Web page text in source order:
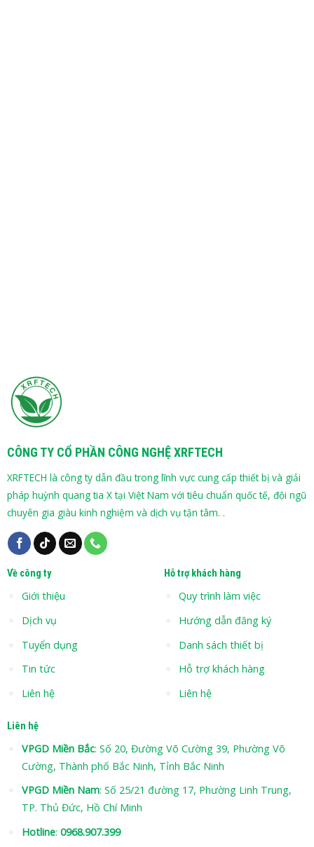
CÔNG TY CỔ PHẦN CÔNG NGHỆ XRFTECH
XRFTECH là công ty dẫn đầu trong lĩnh vực cung cấp thiết bị và giải
pháp huỳnh quang tia X tại Việt Nam với tiêu chuẩn quốc tế, đội ngũ
chuyên gia giàu kinh nghiệm và dịch vụ tận tâm. .
Về công ty
Giới thiệu
Dịch vụ
Tuyển dụng
Tin tức
Liên hệ
Hỗ trợ khách hàng
Quy trình làm việc
Hướng dẫn đăng ký
Danh sách thiết bị
Hỗ trợ khách hàng
Liên hệ
Liên hệ
VPGD Miền Bắc: Số 20, Đường Võ Cường 39, Phường Võ
Cường, Thành phố Bắc Ninh, Tỉnh Bắc Ninh
VPGD Miền Nam: Số 25/21 đường 17, Phường Linh Trung,
TP. Thủ Đức, Hồ Chí Minh
Hotline: 0968.907.399